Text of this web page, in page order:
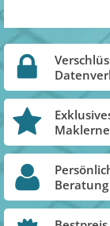
Beratung